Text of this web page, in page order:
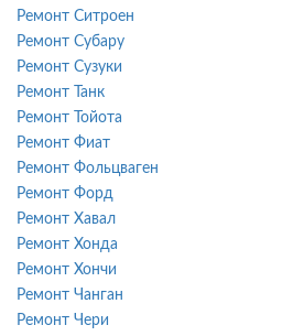
Ремонт Ситроен
Ремонт Субару
Ремонт Сузуки
Ремонт Танк
Ремонт Тойота
Ремонт Фиат
Ремонт Фольцваген
Ремонт Форд
Ремонт Хавал
Ремонт Хонда
Ремонт Хончи
Ремонт Чанган
Ремонт Чери